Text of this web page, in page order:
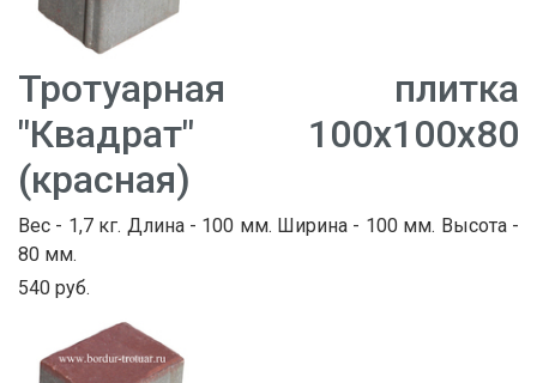
Тротуарная плитка
"Квадрат" 100х100х80
(красная)
Вес - 1,7 кг. Длина - 100 мм. Ширина - 100 мм. Высота -
80 мм.
540 руб.